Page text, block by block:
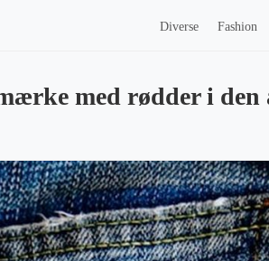
Diverse Fashion
med rødder i den